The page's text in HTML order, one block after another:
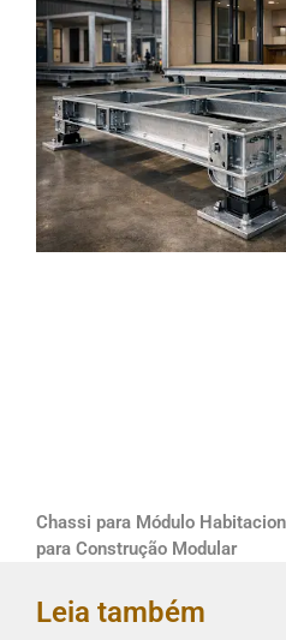
Chassi para Módulo
para Construção Modular
Leia também